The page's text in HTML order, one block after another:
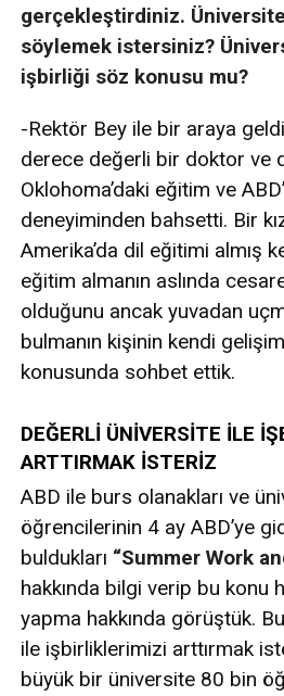
gerçekleştirdiniz.
söylemek istersiniz?
işbirliği söz konusu mu?
-Rektör Bey ile bir araya
derece değerli bir doktor ve
Oklohoma’daki eğitim ve
deneyiminden bahsetti. Bir
Amerika’da dil eğitimi almış
eğitim almanın aslında
olduğunu ancak yuvadan
bulmanın kişinin kendi
konusunda sohbet ettik.
DEĞERLİ ÜNİVERSİTE İLE
ARTTIRMAK İSTERİZ
ABD ile burs olanakları ve
öğrencilerinin 4 ay ABD’ye
buldukları “Summer Work
hakkında bilgi verip bu konu
yapma hakkında görüştük.
ile işbirliklerimizi arttırmak
büyük bir üniversite 80 bin